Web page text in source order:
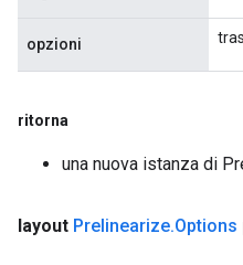
opzioni
ritorna
una nuova istanza di
layout Prelinearize.Options